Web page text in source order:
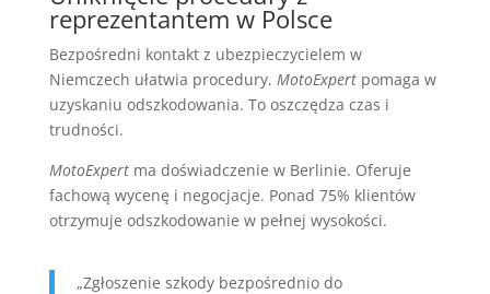
reprezentantem w Polsce
Bezpośredni kontakt z ubezpieczycielem w
Niemczech ułatwia procedury. MotoExpertpomaga w
uzyskaniu odszkodowania. To oszczędza czas i
trudności.
MotoExpertma doświadczenie w Berlinie. Oferuje
fachową wycenę i negocjacje. Ponad 75% klientów
otrzymuje odszkodowanie w pełnej wysokości.
„Zgłoszenie szkody bezpośrednio do